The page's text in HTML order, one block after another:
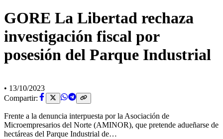
GORE La Libertad rechaza
investigación fiscal por
posesión del Parque Industrial
• 13/10/2023
Compartir:
Frente a la denuncia interpuesta por la Asociación de
Microempresarios del Norte (AMINOR), que pretende adueñarse de
hectáreas del Parque Industrial de…